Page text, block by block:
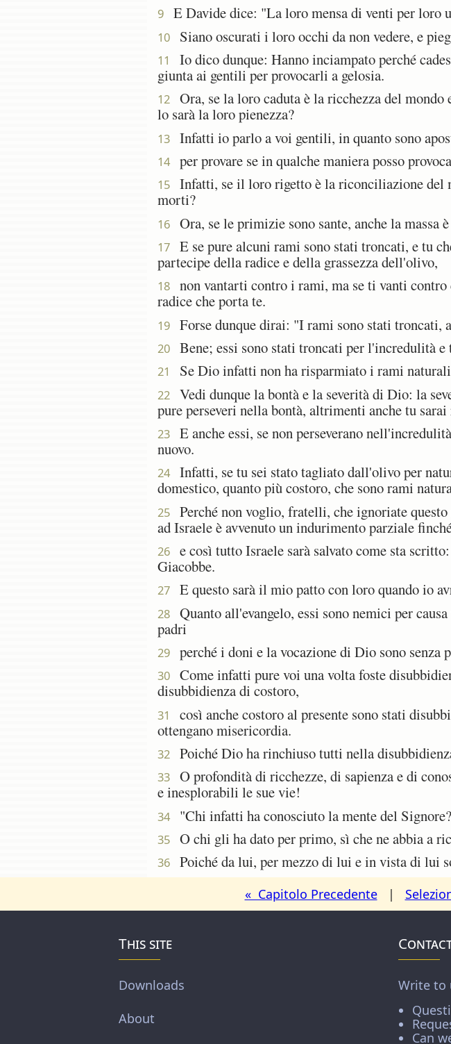
9 E Davide dice: "La loro mensa di venti per loro
10 Siano oscurati i loro occhi da non vedere, e
11
Io dico dunque: Hanno inciampato perché
giunta ai gentili per provocarli a gelosia.
12
Ora, se la loro caduta è la ricchezza del
lo sarà la loro pienezza?
13 Infatti io parlo a voi gentili, in quanto sono
14 per provare se in qualche maniera posso
15
Infatti, se il loro rigetto è la riconciliazione del
morti?
16 Ora, se le primizie sono sante, anche la massa
17
E se pure alcuni rami sono stati troncati, e tu
partecipe della radice e della grassezza dell'olivo,
18
non vantarti contro i rami, ma se ti vanti
radice che porta te.
19 Forse dunque dirai: "I rami sono stati troncati,
20 Bene; essi sono stati troncati per l'incredulità
21 Se Dio infatti non ha risparmiato i rami
22
Vedi dunque la bontà e la severità di Dio: la
pure perseveri nella bontà, altrimenti anche tu sarai
23
E anche essi, se non perseverano
nuovo.
24
Infatti, se tu sei stato tagliato dall'olivo per
domestico, quanto più costoro, che sono rami
25
Perché non voglio, fratelli, che ignoriate
ad Israele è avvenuto un indurimento parziale
26
e così tutto Israele sarà salvato come sta
Giacobbe.
27 E questo sarà il mio patto con loro quando io
28
Quanto all'evangelo, essi sono nemici per
padri
29 perché i doni e la vocazione di Dio sono senza
30
Come infatti pure voi una volta foste
disubbidienza di costoro,
31
così anche costoro al presente sono stati
ottengano misericordia.
32 Poiché Dio ha rinchiuso tutti nella
33
O profondità di ricchezze, di sapienza e di
e inesplorabili le sue vie!
34 "Chi infatti ha conosciuto la mente del
35 O chi gli ha dato per primo, sì che ne abbia a
36 Poiché da lui, per mezzo di lui e in vista di lui
« Capitolo Precedente|
This site
Downloads
About
Write to
Can